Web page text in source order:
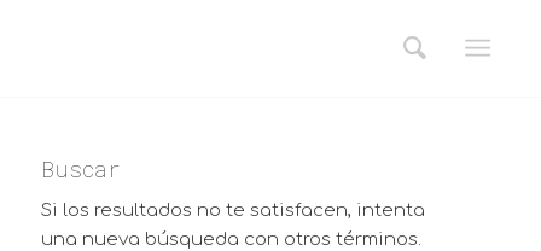
Buscar
Si los resultados no te satisfacen, intenta
una nueva búsqueda con otros términos.